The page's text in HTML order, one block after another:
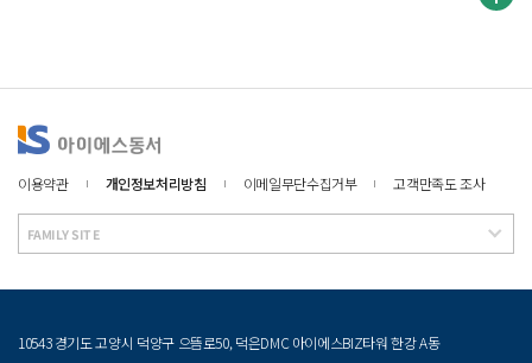
이용약관 개인정보처리방침 이메일무단수집거부 고객만족도 조사
FAMILY SITE
10543 경기도 고양시 덕양구 으뜸로50, 덕은DMC 아이에스BIZ타워 한강 A동